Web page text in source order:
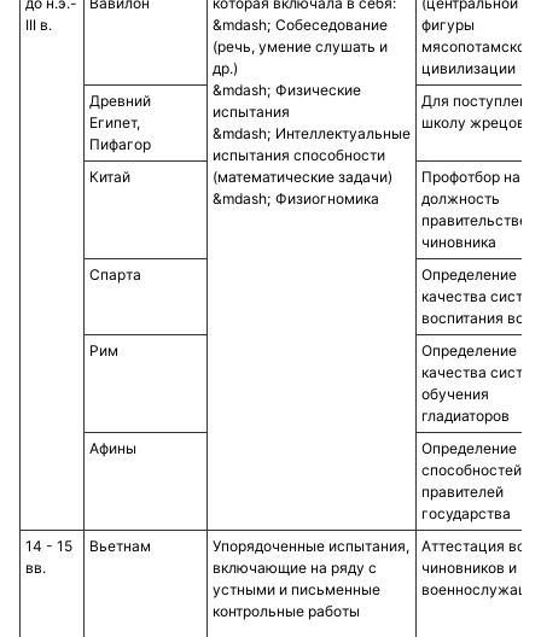
III в.
Собеседование
(речь, умение слушать и
др.)
Физические
испытания
Интеллектуальные
испытания способности
(математические задачи)
Физиогномика
фигуры
мясопотамской
цивилизации
Древний
Египет,
Пифагор
Для
школу жрецов
Китай
Профотбор на
должность
чиновника
Спарта
Определение
качества
воспитания
Рим
Определение
качества
обучения
гладиаторов
Афины
Определение
способностей
правителей
государства
14 - 15
вв.
Вьетнам
Упорядоченные испытания,
включающие на ряду с
устными и письменные
контрольные работы
Аттестация всех
чиновников и